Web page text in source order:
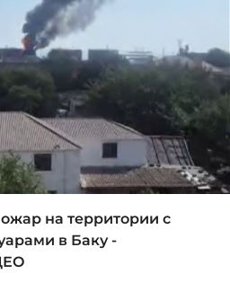
на территории с
в Баку -